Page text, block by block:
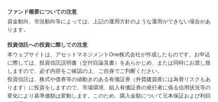
ファンド概要についての注意
資金動向、市況動向等によっては、上記の運用方針のような運用ができない場合があ
ります。
投資信託への投資に際しての注意
本ウェブサイトは、アセットマネジメントOne株式会社が作成したものです。お申込
に際しては、投資信託説明書（交付目論見書）をあらかじめ、または同時にお渡し致
しますので、必ず内容をご確認の上、ご自身でご判断ください。
投資信託は、株式や債券等の値動きのある有価証券（外貨建資産には為替リスクもあ
ります）に投資をしますので、市場環境、組入有価証券の発行者に係る信用状況等の
変化により基準価額は変動します。このため、購入金額について元本保証および利回